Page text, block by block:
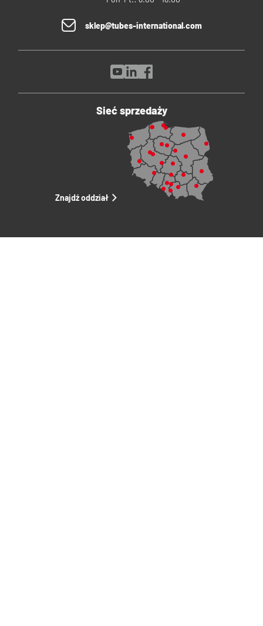
sklep@tubes-international.com
Sieć sprzedaży
Znajdź oddział